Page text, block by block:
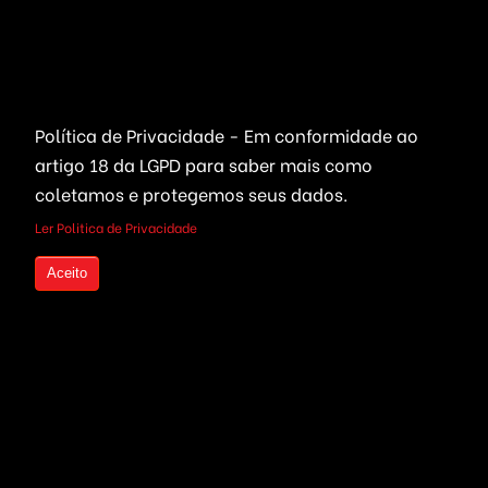
Lojas & E-commerce
Plataformas SaaS
Serviços de Agendamento
Leilões Virtuais
Portais Ofertas & Cupons
Marketing & Publicidade
Plataformas Sociais
Política de Privacidade - Em conformidade ao
artigo 18 da LGPD para saber mais como
coletamos e protegemos seus dados.
Ler Politica de Privacidade
Aceito